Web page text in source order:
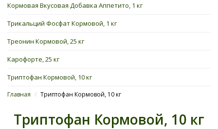
Кормовая Вкусовая Добавка Аппетито, 1 кг
Трикальций Фосфат Кормовой, 1 кг
Треонин Кормовой, 25 кг
Карофорте, 25 кг
Триптофан Кормовой, 10 кг
Главная / Триптофан Кормовой, 10 кг
Триптофан Кормовой, 10 кг